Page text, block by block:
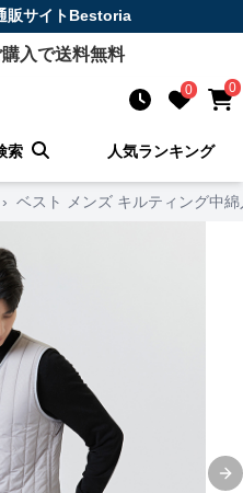
販サイトBestoria
入で送料無料
0 0
索 人気ランキング
› ベスト メンズ キルティング中